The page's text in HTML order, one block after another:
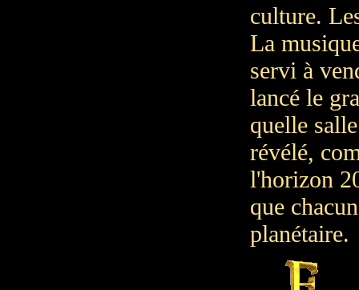
culture.
La
servi à
lancé le
quelle
révélé,
l'horizon
que
planétaire.